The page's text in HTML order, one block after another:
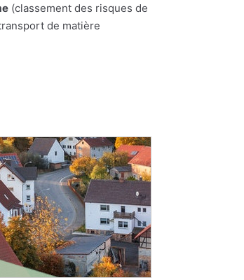
(classement des risques de
de matière